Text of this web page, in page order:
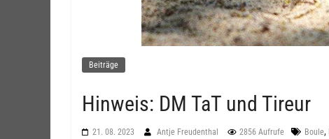
Beiträge
Hinweis: DM TaT und Tireur
21. 08. 2023 Antje Freudenthal 2856 Aufrufe Boule,